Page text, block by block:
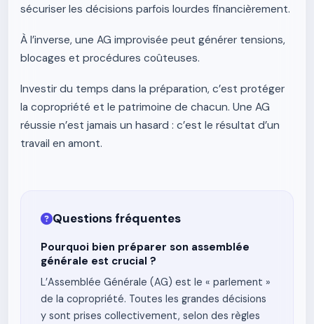
sécuriser les décisions parfois lourdes financièrement.
À l’inverse, une AG improvisée peut générer tensions,
blocages et procédures coûteuses.
Investir du temps dans la préparation, c’est protéger
la copropriété et le patrimoine de chacun. Une AG
réussie n’est jamais un hasard : c’est le résultat d’un
travail en amont.
Questions fréquentes
Pourquoi bien préparer son assemblée
générale est crucial ?
L’Assemblée Générale (AG) est le « parlement »
de la copropriété. Toutes les grandes décisions
y sont prises collectivement, selon des règles